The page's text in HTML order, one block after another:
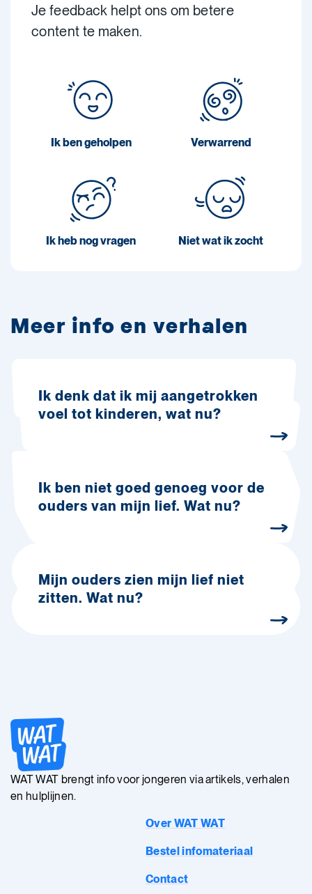
Je feedback helpt ons om betere
content te maken.
Ik ben geholpen Verwarrend
Ik heb nog vragen Niet wat ik zocht
Meer info en verhalen
Ik denk dat ik mij aangetrokken
voel tot kinderen, wat nu?
Ik ben niet goed genoeg voor de
ouders van mijn lief. Wat nu?
Mijn ouders zien mijn lief niet
zitten. Wat nu?
WAT WAT brengt info voor jongeren via artikels, verhalen
en hulplijnen.
Over WAT WAT
Bestel infomateriaal
Contact